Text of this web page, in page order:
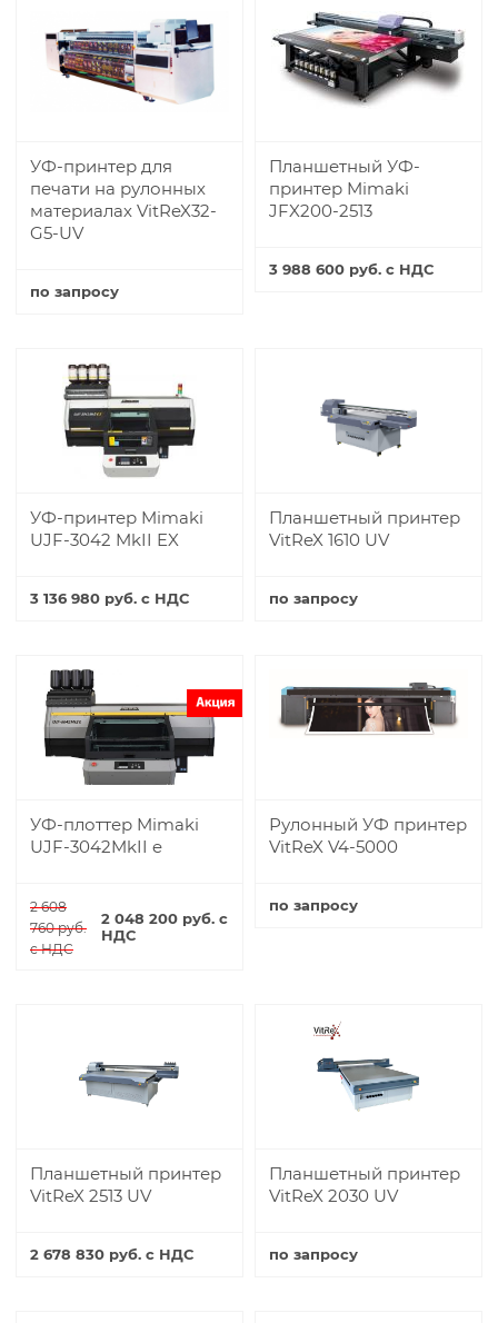
УФ-принтер для
печати на рулонных
материалах VitReX32-
G5-UV
по запросу
Планшетный УФ-
принтер Mimaki
JFX200-2513
3 988 600 руб. с НДС
УФ-принтер Mimaki
UJF-3042 MkII EX
3 136 980 руб. с НДС
Планшетный принтер
VitReX 1610 UV
по запросу
УФ-плоттер Mimaki
UJF-3042MkII e
2 608
760 руб.
с НДС
2 048 200 руб. с
НДС
Рулонный УФ принтер
VitReX V4-5000
по запросу
Планшетный принтер
VitReX 2513 UV
2 678 830 руб. с НДС
Планшетный принтер
VitReX 2030 UV
по запросу